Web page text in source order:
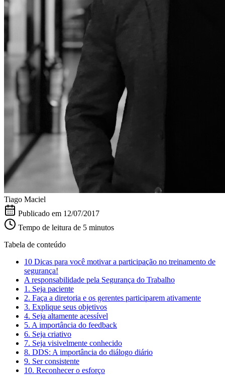
Tiago Maciel
Publicado em 12/07/2017
Tempo de leitura de 5 minutos
Tabela de conteúdo
10 Dicas para você motivar a participação no treinamento de
segurança!
A responsabilidade pela Segurança do Trabalho
1. Seja paciente
2. Faça a diretoria e os gerentes participarem ativamente
3. Explique seus objetivos
4. Seja altamente acessível
5. A importância do feedback
6. Seja criativo
7. Seja visivelmente conhecido
8. DDS: A importância do diálogo diário
9. Ser consistente
10. Reconhecer o esforço